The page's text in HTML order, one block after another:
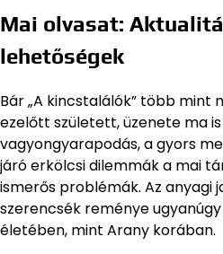
Mai olvasat:
lehetőségek
Bár „A kincstalálók” több mint
ezelőtt született, üzenete ma
vagyongyarapodás, a gyors
járó erkölcsi dilemmák a mai
ismerős problémák. Az anyagi
szerencsék reménye
életében, mint Arany korában.